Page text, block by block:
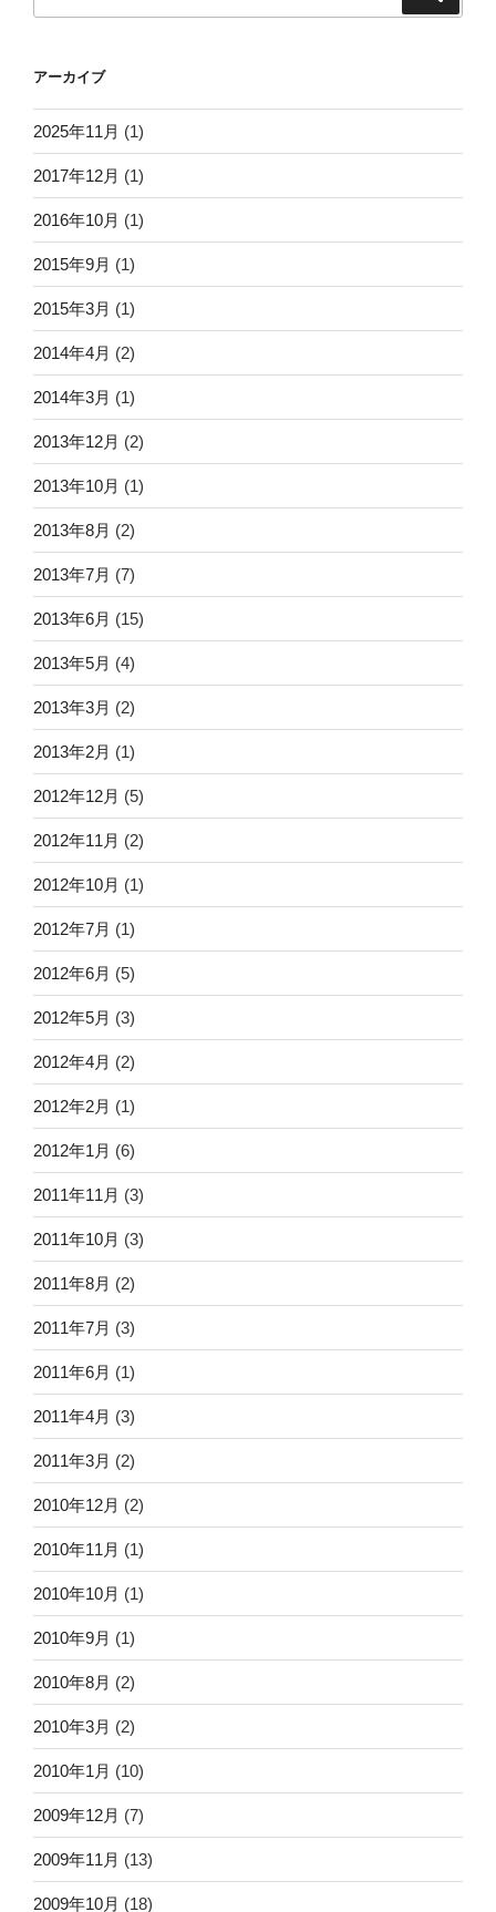
アーカイブ
2025年11月 (1)
2017年12月 (1)
2016年10月 (1)
2015年9月 (1)
2015年3月 (1)
2014年4月 (2)
2014年3月 (1)
2013年12月 (2)
2013年10月 (1)
2013年8月 (2)
2013年7月 (7)
2013年6月 (15)
2013年5月 (4)
2013年3月 (2)
2013年2月 (1)
2012年12月 (5)
2012年11月 (2)
2012年10月 (1)
2012年7月 (1)
2012年6月 (5)
2012年5月 (3)
2012年4月 (2)
2012年2月 (1)
2012年1月 (6)
2011年11月 (3)
2011年10月 (3)
2011年8月 (2)
2011年7月 (3)
2011年6月 (1)
2011年4月 (3)
2011年3月 (2)
2010年12月 (2)
2010年11月 (1)
2010年10月 (1)
2010年9月 (1)
2010年8月 (2)
2010年3月 (2)
2010年1月 (10)
2009年12月 (7)
2009年11月 (13)
2009年10月 (18)